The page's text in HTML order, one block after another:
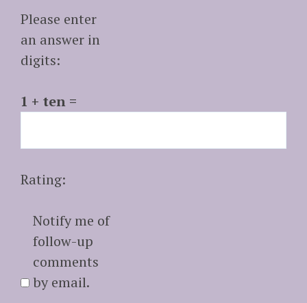
Please enter
an answer in
digits:
1 + ten =
Rating:
Notify me of
follow-up
comments
by email.